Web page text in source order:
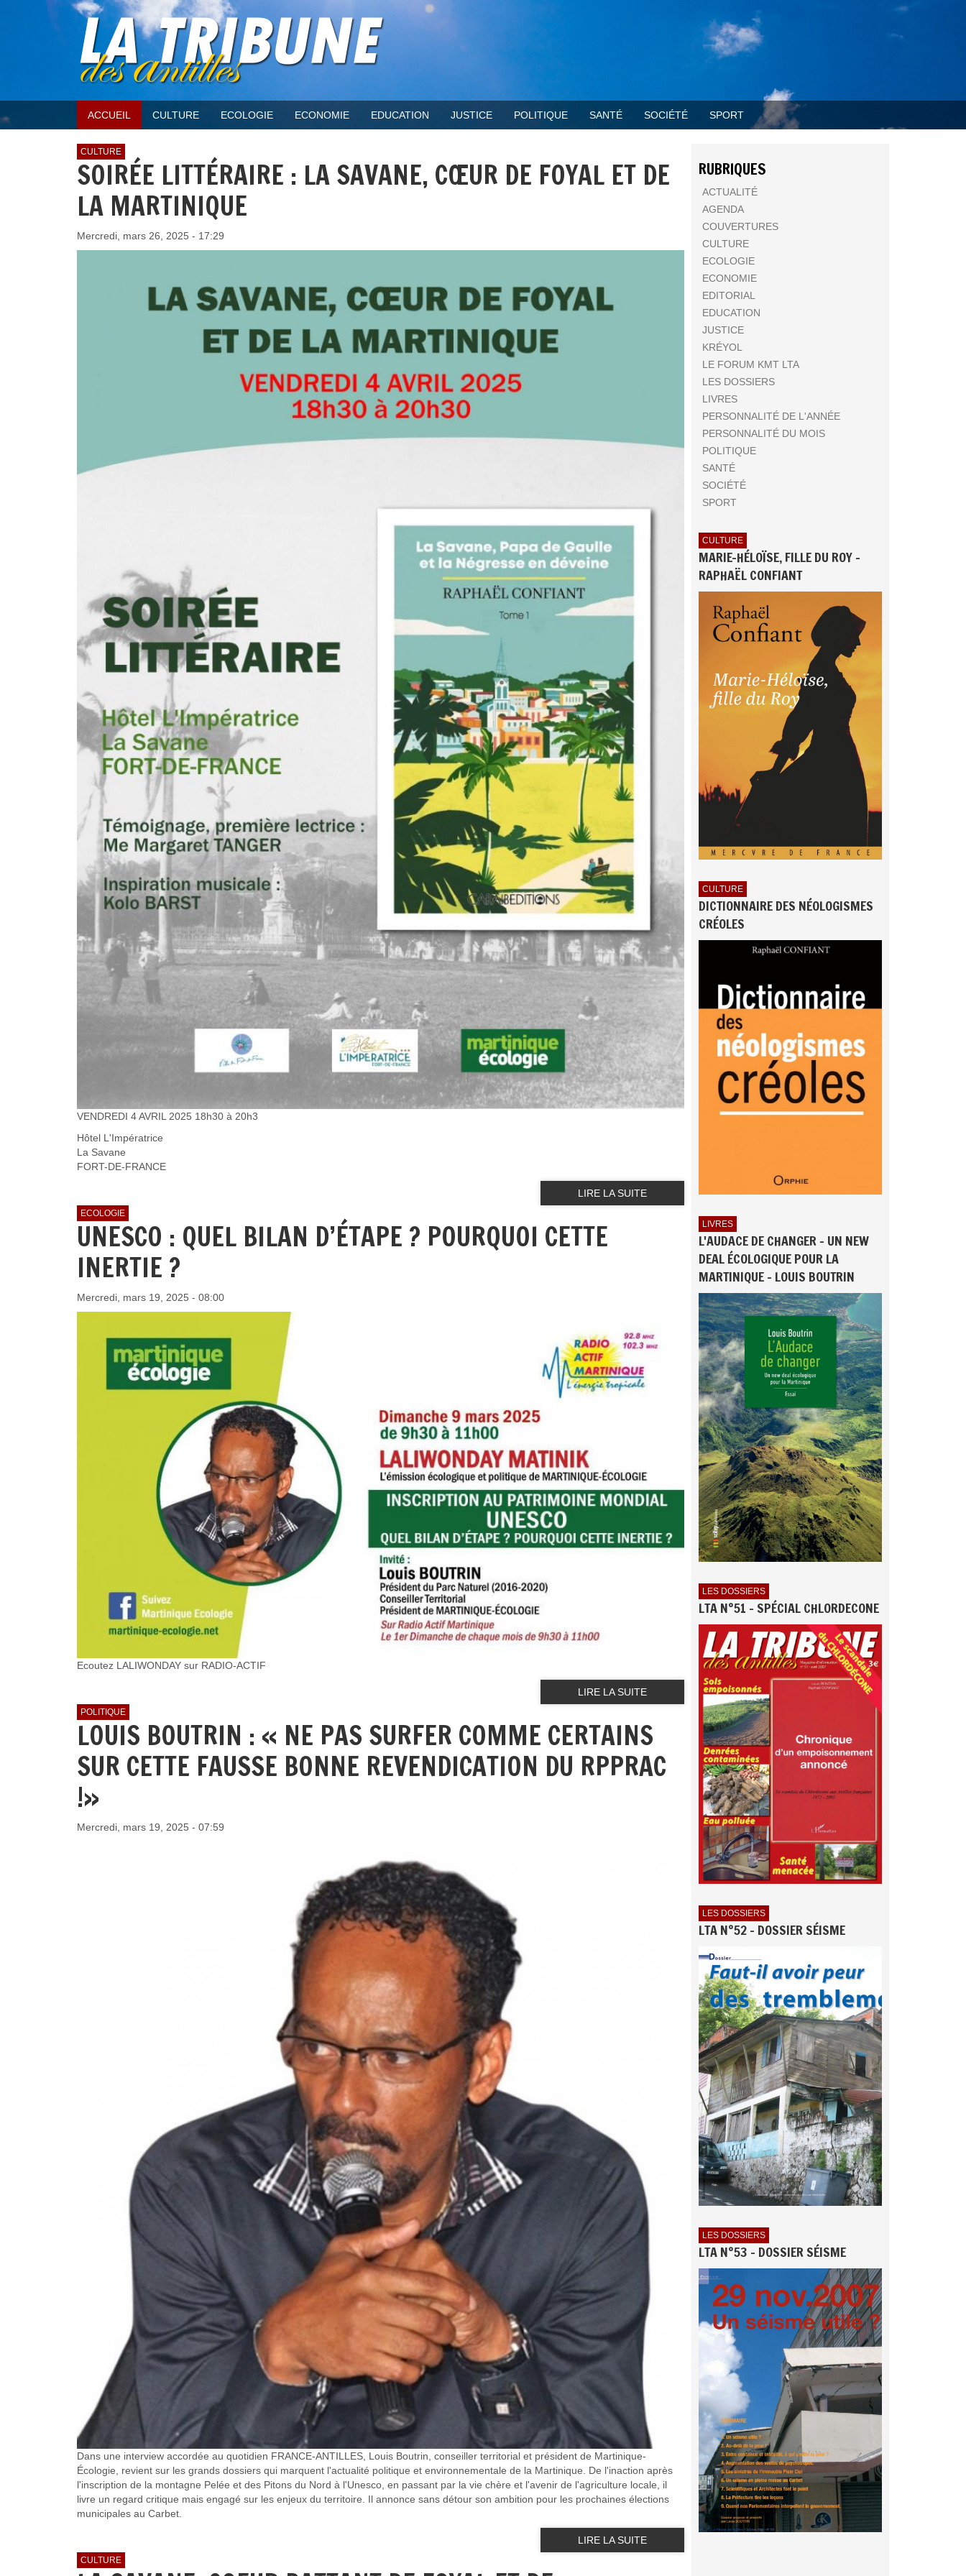
ACCUEIL CULTURE ECOLOGIE ECONOMIE EDUCATION JUSTICE POLITIQUE SANTÉ SOCIÉTÉ SPORT
CULTURE
SOIRÉE LITTÉRAIRE : LA SAVANE, CŒUR DE FOYAL ET DE
LA MARTINIQUE
Mercredi, mars 26, 2025 - 17:29
VENDREDI 4 AVRIL 2025 18h30 à 20h3
Hôtel L'Impératrice
La Savane
FORT-DE-FRANCE
LIRE LA SUITE
ECOLOGIE
UNESCO : QUEL BILAN D’ÉTAPE ? POURQUOI CETTE
INERTIE ?
Mercredi, mars 19, 2025 - 08:00
Ecoutez LALIWONDAY sur RADIO-ACTIF
LIRE LA SUITE
POLITIQUE
LOUIS BOUTRIN : « NE PAS SURFER COMME CERTAINS
SUR CETTE FAUSSE BONNE REVENDICATION DU RPPRAC
!»
Mercredi, mars 19, 2025 - 07:59
Dans une interview accordée au quotidien FRANCE-ANTILLES, Louis Boutrin, conseiller territorial et président de Martinique-
Écologie, revient sur les grands dossiers qui marquent l'actualité politique et environnementale de la Martinique. De l'inaction après
l'inscription de la montagne Pelée et des Pitons du Nord à l'Unesco, en passant par la vie chère et l'avenir de l'agriculture locale, il
livre un regard critique mais engagé sur les enjeux du territoire. Il annonce sans détour son ambition pour les prochaines élections
municipales au Carbet.
LIRE LA SUITE
CULTURE
RUBRIQUES
ACTUALITÉ
AGENDA
COUVERTURES
CULTURE
ECOLOGIE
ECONOMIE
EDITORIAL
EDUCATION
JUSTICE
KRÉYOL
LE FORUM KMT LTA
LES DOSSIERS
LIVRES
PERSONNALITÉ DE L'ANNÉE
PERSONNALITÉ DU MOIS
POLITIQUE
SANTÉ
SOCIÉTÉ
SPORT
CULTURE
MARIE-HÉLOÏSE, FILLE DU ROY -
RAPHAËL CONFIANT
CULTURE
DICTIONNAIRE DES NÉOLOGISMES
CRÉOLES
LIVRES
L'AUDACE DE CHANGER - UN NEW
DEAL ÉCOLOGIQUE POUR LA
MARTINIQUE - LOUIS BOUTRIN
LES DOSSIERS
LTA N°51 - SPÉCIAL CHLORDECONE
LES DOSSIERS
LTA N°52 - DOSSIER SÉISME
LES DOSSIERS
LTA N°53 - DOSSIER SÉISME